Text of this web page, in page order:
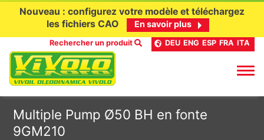
contenu
Nouveau : configurez votre modèle et téléchargez
les fichiers CAO
En savoir plus
Rechercher un produit DEU ENG ESP FRA ITA
Multiple Pump Ø50 BH en fonte
9GM210